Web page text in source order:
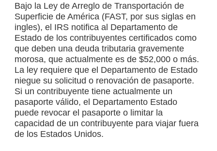
Bajo la Ley de Arreglo de Transportación de
Superficie de América (FAST, por sus siglas en
ingles), el IRS notifica al Departamento de
Estado de los contribuyentes certificados como
que deben una deuda tributaria gravemente
morosa, que actualmente es de $52,000 o más.
La ley requiere que el Departamento de Estado
niegue su solicitud o renovación de pasaporte.
Si un contribuyente tiene actualmente un
pasaporte válido, el Departamento Estado
puede revocar el pasaporte o limitar la
capacidad de un contribuyente para viajar fuera
de los Estados Unidos.